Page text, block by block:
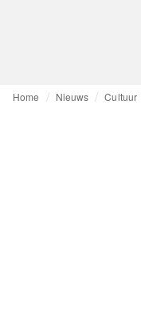
Home Nieuws Cultuur